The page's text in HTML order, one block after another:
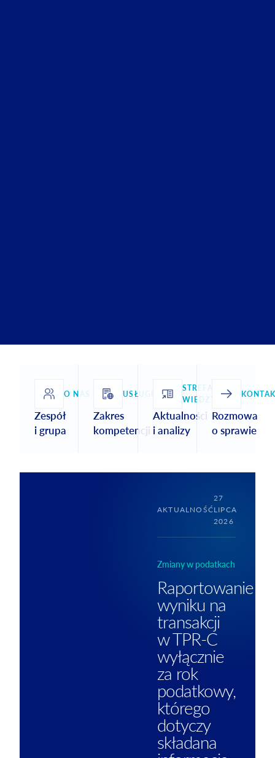
O NAS
Zespół
i grupa
USŁUGI
Zakres
kompetencji
STREFA
WIEDZY
Aktualności
i analizy
Rozmowa
o sprawie
AKTUALNOŚĆ
27
LIPCA
2026
Zmiany w podatkach
Raportowanie
wyniku na
transakcji
w TPR-C
wyłącznie
za rok
podatkowy,
którego
dotyczy
składana